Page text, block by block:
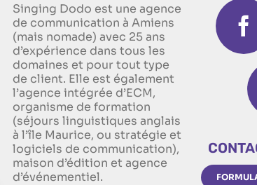
Singing Dodo est une agence
de communication à Amiens
(mais nomade) avec 25 ans
d’expérience dans tous les
domaines et pour tout type
de client. Elle est également
l’agence intégrée d’ECM,
organisme de formation
(séjours linguistiques anglais
à l’île Maurice, ou stratégie et
logiciels de communication),
maison d’édition et agence
d’événementiel.